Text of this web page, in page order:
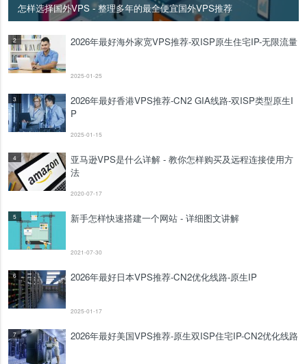
怎样选择国外VPS - 整理多年的最全便宜国外VPS推荐
2 2026年最好海外家宽VPS推荐-双ISP原生住宅IP-无限流量
2025-01-25
3
2026年最好香港VPS推荐-CN2 GIA线路-双ISP类型原生I
P
2025-01-15
4
亚马逊VPS是什么详解 - 教你怎样购买及远程连接使用方
法
2020-07-17
5 新手怎样快速搭建一个网站 - 详细图文讲解
2021-07-30
6 2026年最好日本VPS推荐-CN2优化线路-原生IP
2025-01-17
7 2026年最好美国VPS推荐-原生双ISP住宅IP-CN2优化线路